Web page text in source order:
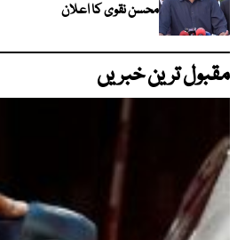
محسن نقوی کا اعلان
مقبول ترین خبریں